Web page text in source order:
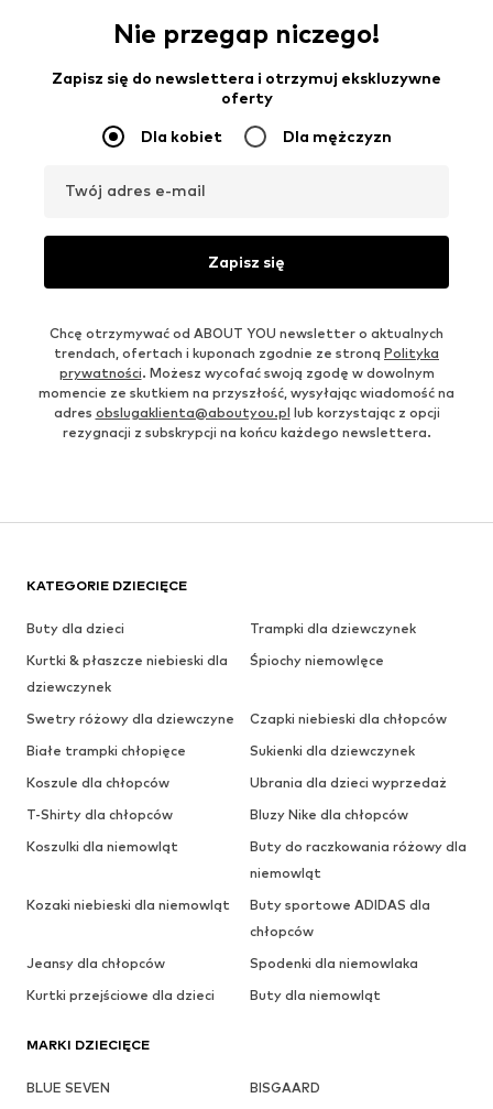
Nie przegap niczego!
Zapisz się do newslettera i otrzymuj ekskluzywne
oferty
Dla kobiet Dla mężczyzn
Twój adres e-mail
Zapisz się
Chcę otrzymywać od ABOUT YOU newsletter o aktualnych
trendach, ofertach i kuponach zgodnie ze stroną Polityka
prywatności. Możesz wycofać swoją zgodę w dowolnym
momencie ze skutkiem na przyszłość, wysyłając wiadomość na
adres obslugaklienta@aboutyou.pl lub korzystając z opcji
rezygnacji z subskrypcji na końcu każdego newslettera.
KATEGORIE DZIECIĘCE
Buty dla dzieci
Trampki dla dziewczynek
Kurtki & płaszcze niebieski dla
dziewczynek
Śpiochy niemowlęce
Swetry różowy dla dziewczyne
Czapki niebieski dla chłopców
Białe trampki chłopięce
Sukienki dla dziewczynek
Koszule dla chłopców
Ubrania dla dzieci wyprzedaż
T-Shirty dla chłopców
Bluzy Nike dla chłopców
Koszulki dla niemowląt
Buty do raczkowania różowy dla
niemowląt
Kozaki niebieski dla niemowląt
Buty sportowe ADIDAS dla
chłopców
Jeansy dla chłopców
Spodenki dla niemowlaka
Kurtki przejściowe dla dzieci
Buty dla niemowląt
MARKI DZIECIĘCE
BLUE SEVEN
BISGAARD